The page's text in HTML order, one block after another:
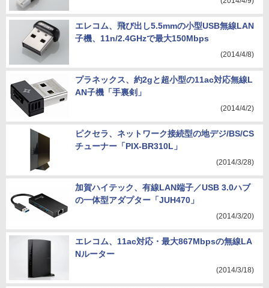
エレコム、飛び出し5.5mmの小型USB無線LAN
子機、11n/2.4GHzで最大150Mbps
(2014/4/8)
プラネックス、約2gと超小型の11ac対応無線L
AN子機「手裏剣」
(2014/4/2)
ピクセラ、ネットワーク接続型の地デジ/BS/CS
チューナー「PIX-BR310L」
(2014/3/28)
加賀ハイテック、有線LAN端子／USB 3.0ハブ
の一体型アダプター「JUH470」
(2014/3/20)
エレコム、11ac対応・最大867Mbpsの無線LA
Nルーター
(2014/3/18)